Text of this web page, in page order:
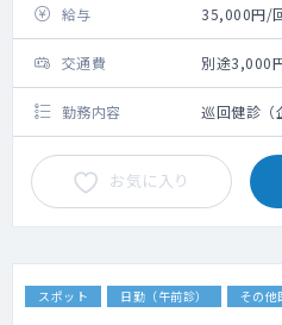
給与 35,000円/
交通費 別途3,000
勤務内容 巡回健診（
お気に入り
スポット 日勤（午前診） その他